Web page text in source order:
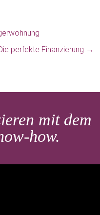
perfekte Finanzierung →
mit dem
how.